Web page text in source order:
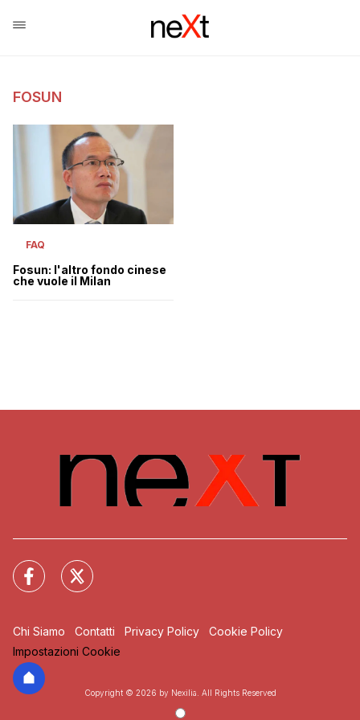
FOSUN
FAQ
Fosun: l'altro fondo cinese
che vuole il Milan
Chi Siamo Contatti Privacy Policy
Cookie Policy
Impostazioni Cookie
Copyright © 2026 by Nexilia. All Rights Reserved